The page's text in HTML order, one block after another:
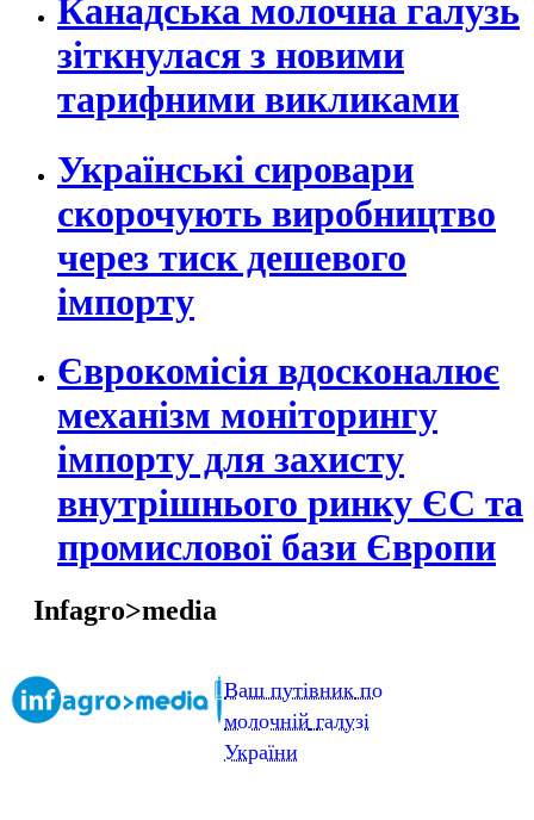
Канадська молочна галузь
зіткнулася з новими
тарифними викликами
Українські сировари
скорочують виробництво
через тиск дешевого
імпорту
Єврокомісія вдосконалює
механізм моніторингу
імпорту для захисту
внутрішнього ринку ЄС та
промислової бази Європи
Infagro>media
Ваш путівник по
молочній галузі
України